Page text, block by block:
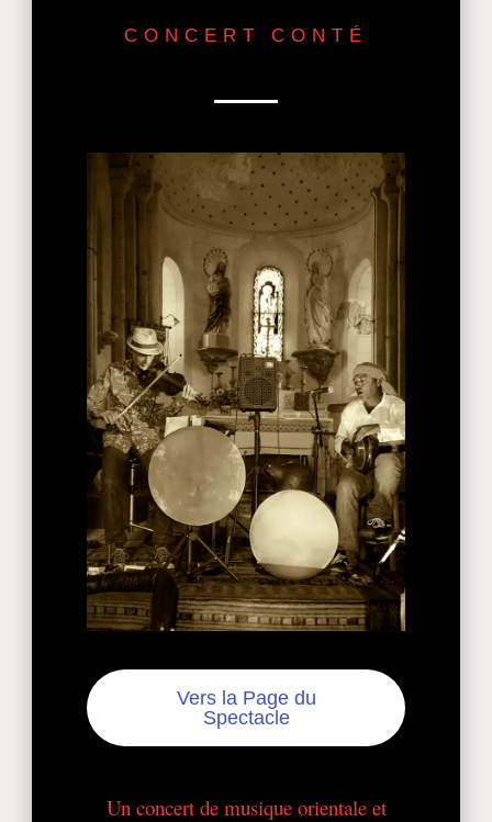
CONCERT CONTÉ
Vers la Page du
Spectacle
Un concert de musique orientale et